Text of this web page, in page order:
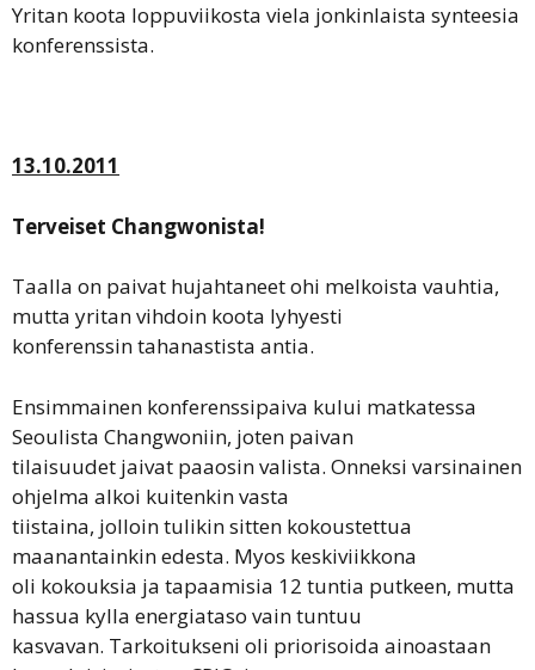
Yritan koota loppuviikosta viela jonkinlaista synteesia
konferenssista.
13.10.2011
Terveiset Changwonista!
Taalla on paivat hujahtaneet ohi melkoista vauhtia,
mutta yritan vihdoin koota lyhyesti
konferenssin tahanastista antia.
Ensimmainen konferenssipaiva kului matkatessa
Seoulista Changwoniin, joten paivan
tilaisuudet jaivat paaosin valista. Onneksi varsinainen
ohjelma alkoi kuitenkin vasta
tiistaina, jolloin tulikin sitten kokoustettua
maanantainkin edesta. Myos keskiviikkona
oli kokouksia ja tapaamisia 12 tuntia putkeen, mutta
hassua kylla energiataso vain tuntuu
kasvavan. Tarkoitukseni oli priorisoida ainoastaan